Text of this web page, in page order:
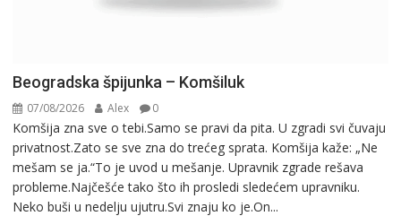
Beogradska špijunka – Komšiluk
07/08/2026 Alex 0
Komšija zna sve o tebi.Samo se pravi da pita. U zgradi svi čuvaju
privatnost.Zato se sve zna do trećeg sprata. Komšija kaže: „Ne
mešam se ja.“To je uvod u mešanje. Upravnik zgrade rešava
probleme.Najčešće tako što ih prosledi sledećem upravniku.
Neko buši u nedelju ujutru.Svi znaju ko je.On...